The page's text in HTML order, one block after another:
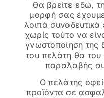
θα βρείτε εδώ,
μορφή σας
λοιπά
χωρίς τούτο να
γνωστοποίηση
του πελάτη θα του
παραλαβής
Ο πελάτης
προϊόντα σε